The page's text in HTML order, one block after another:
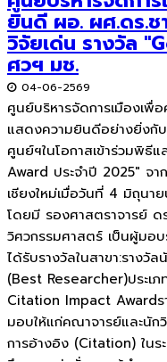
ยินดี ผอ. ผศ.ดร.ช
วิจัยเด่น รางวัล
ศวฯ มช.
04-06-2569
ศูนย์บริหารจัดการเมืองเพื่
แสดงความยินดีอย่างยิ่งกั
ศูนย์ฯในโอกาสเข้าร่วมพิธี
Award ประจำปี 2025" จ
เชียงใหม่เมื่อวันที่ 4 มิถุน
โดยมี รองศาสตราจารย์
วิศวกรรมศาสตร์ เป็นผู้มอ
ได้รับรางวัลในสาขา:ราง
(Best Researcher)ประเ
Citation Impact Awardร
มอบให้แก่คณาจารย์และนัก
การอ้างอิง (Citation) ใน